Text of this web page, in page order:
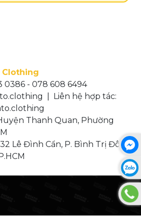
Clothing
0386 - 078 608 6494
| Liên hệ hợp tác:
Thanh Quan, Phường
Lê Đình Cẩn, P. Bình Trị Đông